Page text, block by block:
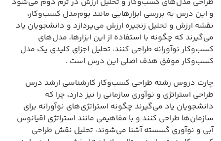
و این درس به بررسی ابزارهایی مانند بوم‌مدل کسب‌وکار،
نقشه ارزش و تحلیل زنجیره ارزش می‌پردازد و دانشجویان یاد
می‌گیرند که چگونه با استفاده از این ابزارها، مدل‌های
کسب‌وکار نوآورانه طراحی کنند، تحلیل اجزای کلیدی یک مدل
کسب‌وکار موفق هدف اصلی این درس است .
چارت دروس رشته طراحی کسب‌وکار کارشناسی ارشد درس
طراحی استراتژی و نوآوری سازمانی را نیز دارد، چرا که
دانشجویان یاد می‌گیرند چگونه استراتژی‌های نوآورانه برای
سازمان‌ها طراحی کنند و با مفاهیمی مانند استراتژی اقیانوس
آبی و نوآوری گسسته آشنا می‌شوند، تحلیل نقش طراحی